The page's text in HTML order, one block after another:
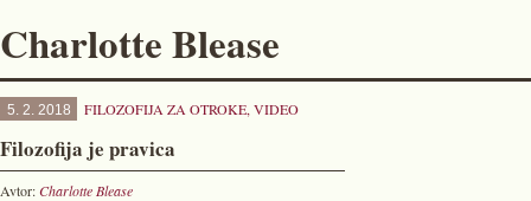
Charlotte Blease
5. 2. 2018 FILOZOFIJA ZA OTROKE, VIDEO
Filozofija je pravica
Avtor:Charlotte Blease